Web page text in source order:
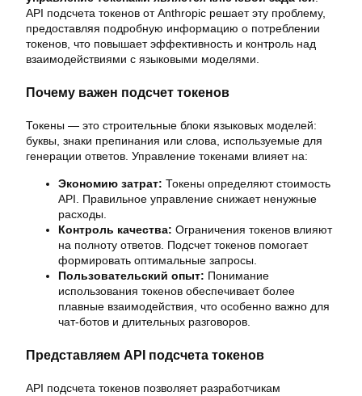
API подсчета токенов от Anthropic решает эту проблему,
предоставляя подробную информацию о потреблении
токенов, что повышает эффективность и контроль над
взаимодействиями с языковыми моделями.
Почему важен подсчет токенов
Токены — это строительные блоки языковых моделей:
буквы, знаки препинания или слова, используемые для
генерации ответов. Управление токенами влияет на:
Экономию затрат: Токены определяют стоимость
API. Правильное управление снижает ненужные
расходы.
Контроль качества: Ограничения токенов влияют
на полноту ответов. Подсчет токенов помогает
формировать оптимальные запросы.
Пользовательский опыт: Понимание
использования токенов обеспечивает более
плавные взаимодействия, что особенно важно для
чат-ботов и длительных разговоров.
Представляем API подсчета токенов
API подсчета токенов позволяет разработчикам